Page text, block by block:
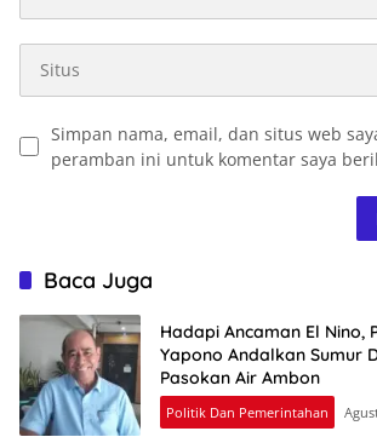
Simpan nama, email, dan situs web
peramban ini untuk komentar saya
Baca Juga
Hadapi Ancaman El Nino,
Yapono Andalkan Sumur
Pasokan Air Ambon
Politik Dan Pemerintahan